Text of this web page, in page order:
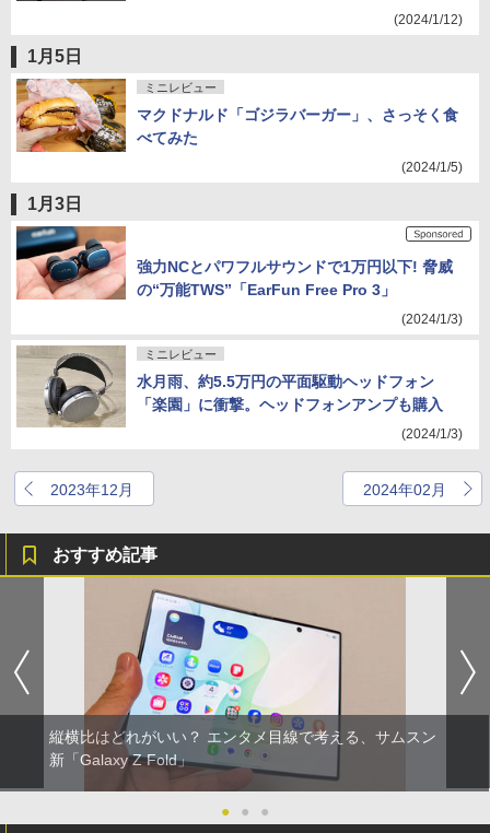
(2024/1/12)
1月5日
ミニレビュー
マクドナルド「ゴジラバーガー」、さっそく食
べてみた
(2024/1/5)
1月3日
強力NCとパワフルサウンドで1万円以下! 脅威
の“万能TWS”「EarFun Free Pro 3」
(2024/1/3)
ミニレビュー
水月雨、約5.5万円の平面駆動ヘッドフォン
「楽園」に衝撃。ヘッドフォンアンプも購入
(2024/1/3)
2023年12月 2024年02月
おすすめ記事
縦横比はどれがいい？ エンタメ目線で考える、サムスン
新「Galaxy Z Fold」
● ● ●